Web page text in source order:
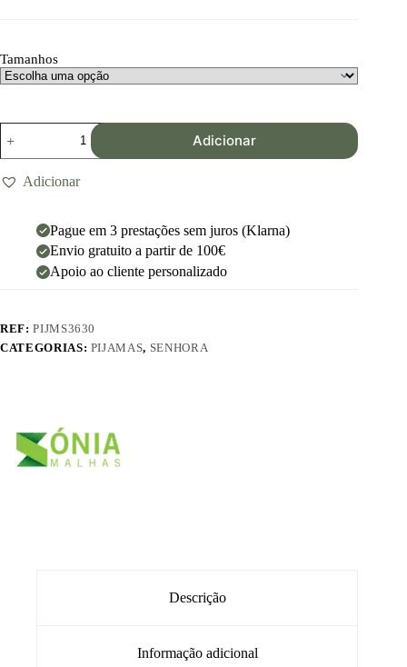
Tamanhos
Adicionar
Adicionar
Pague em 3 prestações sem juros (Klarna)
Envio gratuito a partir de 100€
Apoio ao cliente personalizado
REF:PIJMS3630
CATEGORIAS: PIJAMAS, SENHORA
Descrição
Informação adicional